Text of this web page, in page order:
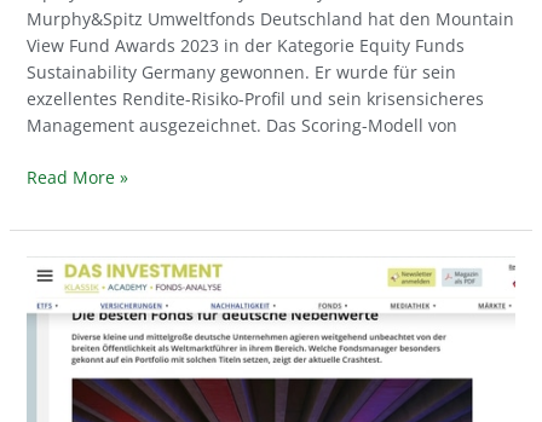
Murphy&Spitz Umweltfonds Deutschland hat den Mountain
View Fund Awards 2023 in der Kategorie Equity Funds
Sustainability Germany gewonnen. Er wurde für sein
exzellentes Rendite-Risiko-Profil und sein krisensicheres
Management ausgezeichnet. Das Scoring-Modell von
Read More »
Murphy&Spitz
Umweltfonds
Deutschland